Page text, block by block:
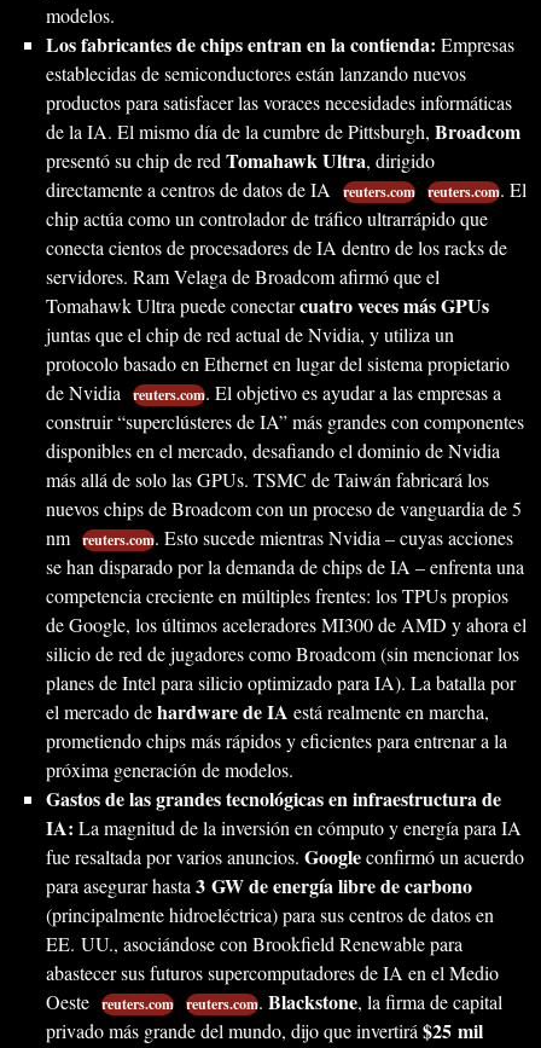
modelos.
Los fabricantes de chips entran en la contienda: Empresas
establecidas de semiconductores están lanzando nuevos
productos para satisfacer las voraces necesidades informáticas
de la IA. El mismo día de la cumbre de Pittsburgh, Broadcom
presentó su chip de red Tomahawk Ultra, dirigido
directamente a centros de datos de IA
reuters.com reuters.com. El
chip actúa como un controlador de tráfico ultrarrápido que
conecta cientos de procesadores de IA dentro de los racks de
servidores. Ram Velaga de Broadcom afirmó que el
Tomahawk Ultra puede conectarcuatro veces más GPUs
juntas que el chip de red actual de Nvidia, y utiliza un
protocolo basado en Ethernet en lugar del sistema propietario
de Nvidia
reuters.com. El objetivo es ayudar a las empresas a
construir “superclústeres de IA” más grandes con componentes
disponibles en el mercado, desafiando el dominio de Nvidia
más allá de solo las GPUs. TSMC de Taiwán fabricará los
nuevos chips de Broadcom con un proceso de vanguardia de 5
nm reuters.com. Esto sucede mientras Nvidia – cuyas acciones
se han disparado por la demanda de chips de IA – enfrenta una
competencia creciente en múltiples frentes: los TPUs propios
de Google, los últimos aceleradores MI300 de AMD y ahora el
silicio de red de jugadores como Broadcom (sin mencionar los
planes de Intel para silicio optimizado para IA). La batalla por
el mercado dehardware de IA está realmente en marcha,
prometiendo chips más rápidos y eficientes para entrenar a la
próxima generación de modelos.
Gastos de las grandes tecnológicas en infraestructura de
IA: La magnitud de la inversión en cómputo y energía para IA
fue resaltada por varios anuncios. Googleconfirmó un acuerdo
para asegurar hasta 3 GW de energía libre de carbono
(principalmente hidroeléctrica) para sus centros de datos en
EE. UU., asociándose con Brookfield Renewable para
abastecer sus futuros supercomputadores de IA en el Medio
Oeste reuters.com reuters.com. Blackstone, la firma de capital
privado más grande del mundo, dijo que invertirá $25 mil